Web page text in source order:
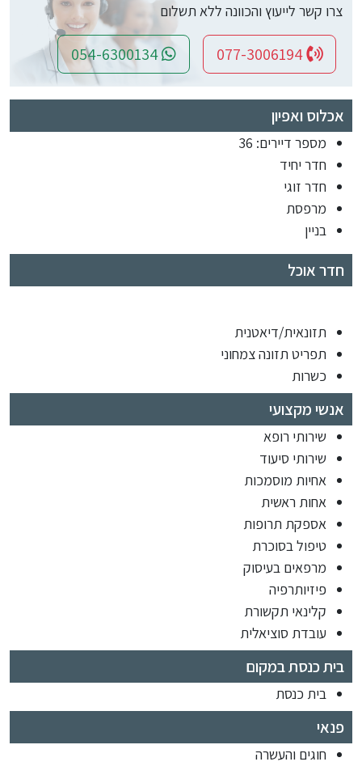
צרו קשר לייעוץ והכוונה ללא תשלום
אכלוס ואפיון
מספר דיירים: 36
חדר יחיד
חדר זוגי
מרפסת
בניין
חדר אוכל
תזונאית/דיאטנית
תפריט תזונה צמחוני
כשרות
אנשי מקצועי
שירותי רופא
שירותי סיעוד
אחיות מוסמכות
אחות ראשית
אספקת תרופות
טיפול בסוכרת
מרפאים בעיסוק
פיזיותרפיה
קלינאי תקשורת
עובדת סוציאלית
בית כנסת במקום
בית כנסת
פנאי
חוגים והעשרה